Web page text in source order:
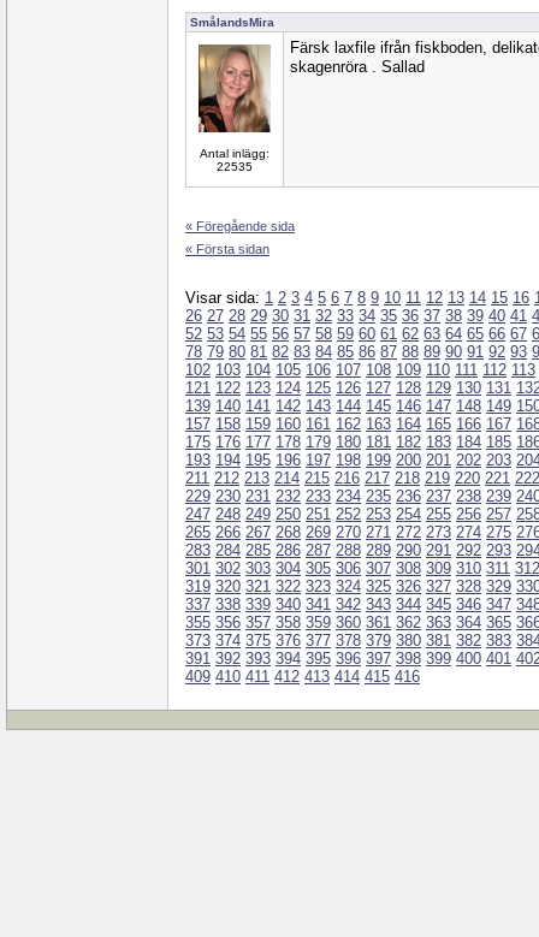
SmålandsMira
Antal inlägg:
22535
Färsk laxfile ifrån fiskboden,
skagenröra . Sallad
« Föregående sida
« Första sidan
Visar sida: 1 2 3 4 5 6 7 8 9 10 11 12 13 14 15 16
26 27 28 29 30 31 32 33 34 35 36 37 38 39 40 41
52 53 54 55 56 57 58 59 60 61 62 63 64 65 66 67
78 79 80 81 82 83 84 85 86 87 88 89 90 91 92 93
102 103 104 105 106 107 108 109 110 111 112 113
121 122 123 124 125 126 127 128 129 130 131
139 140 141 142 143 144 145 146 147 148 149
157 158 159 160 161 162 163 164 165 166 167
175 176 177 178 179 180 181 182 183 184 185
193 194 195 196 197 198 199 200 201 202 203
211 212 213 214 215 216 217 218 219 220 221 222
229 230 231 232 233 234 235 236 237 238 239
247 248 249 250 251 252 253 254 255 256 257
265 266 267 268 269 270 271 272 273 274 275
283 284 285 286 287 288 289 290 291 292 293
301 302 303 304 305 306 307 308 309 310 311 312
319 320 321 322 323 324 325 326 327 328 329
337 338 339 340 341 342 343 344 345 346 347
355 356 357 358 359 360 361 362 363 364 365
373 374 375 376 377 378 379 380 381 382 383
391 392 393 394 395 396 397 398 399 400 401
409 410 411 412 413 414 415 416